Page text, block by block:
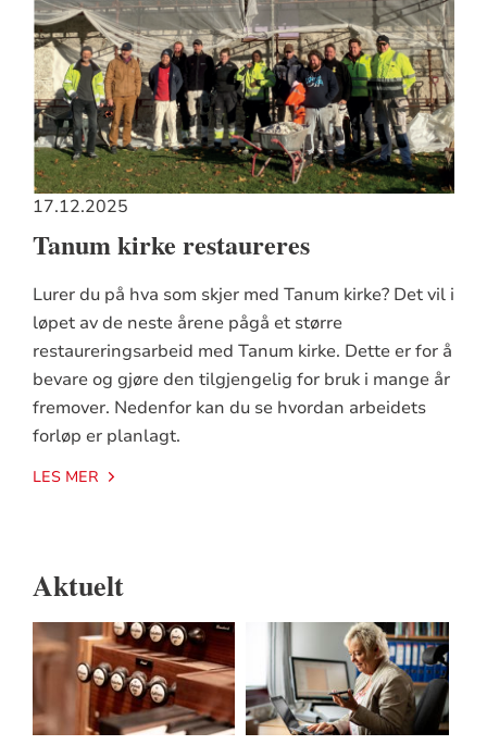
17.12.2025
Tanum kirke restaureres
Lurer du på hva som skjer med Tanum kirke? Det vil i
løpet av de neste årene pågå et større
restaureringsarbeid med Tanum kirke. Dette er for å
bevare og gjøre den tilgjengelig for bruk i mange år
fremover. Nedenfor kan du se hvordan arbeidets
forløp er planlagt.
LES MER
Aktuelt